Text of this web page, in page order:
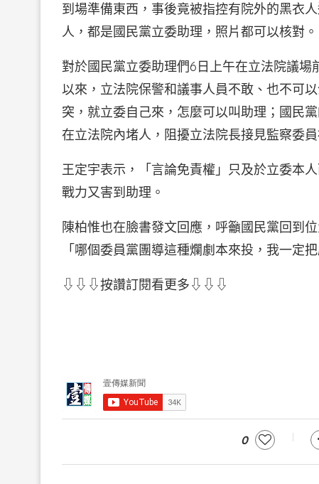
到場準備東西，事後竟被指控有院外的黑衣
人，都是國民黨立委助理，照片都可以核對。
對於國民黨立委助理們6日上午在立法院議
以來，立法院保警和議事人員不敢、也不可
突，就立委自己來，怎麼可以叫助理；國民
在立法院內堵人，阻擾立法院長接見監察委員
王定宇表示，「言論免責權」只及於立委本
戰力又害到助理。
陳柏惟也在臉書發文回應，呼籲國民黨回到
「哪個委員黨團導這種爛劇本來投，我一定
⇩⇩⇩按讚訂閱看更多⇩⇩⇩
0